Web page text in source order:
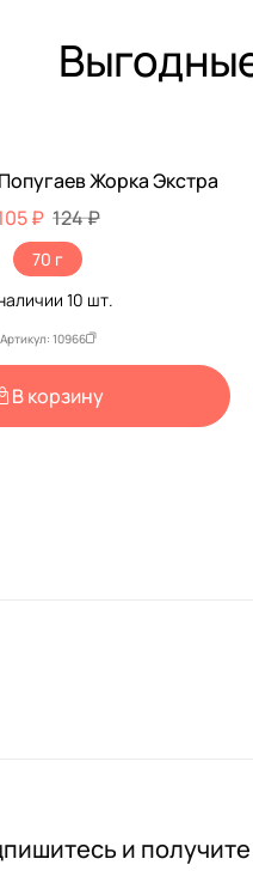
Жорка Экстра
₽ 124 ₽
70 г
10 шт.
Артикул: 10966
В корзину
и получите